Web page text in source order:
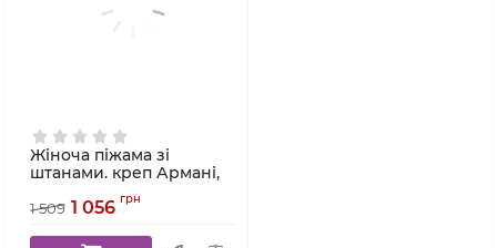
Жіноча піжама зі
штанами. креп Армані,
модель 923
1 509 1 056 грн